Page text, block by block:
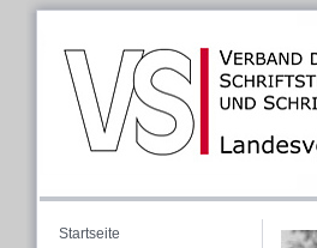
Startseite